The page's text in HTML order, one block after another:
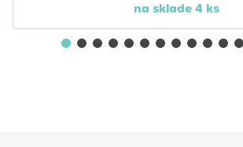
na sklade 4 ks